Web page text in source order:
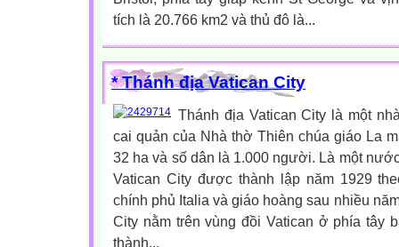
tích là 20.766 km2 và thủ đô là...
* Thánh địa Vatican City
Thánh địa Vatican City là một
cai quản của Nhà thờ Thiên chúa giáo La
32 ha và số dân là 1.000 người. Là một
Vatican City được thành lập năm 1929
chính phủ Italia và giáo hoàng sau nhiều
City nằm trên vùng đồi Vatican ở phía tây
thành...